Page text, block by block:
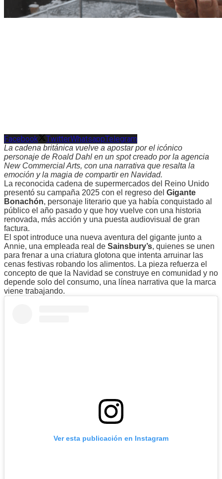
Facebook TwitterWhatsappTelegram
La cadena británica vuelve a apostar por el icónico
personaje de Roald Dahl en un spot creado por la agencia
New Commercial Arts, con una narrativa que resalta la
emoción y la magia de compartir en Navidad.
La reconocida cadena de supermercados del Reino Unido
presentó su campaña 2025 con el regreso del Gigante
Bonachón, personaje literario que ya había conquistado al
público el año pasado y que hoy vuelve con una historia
renovada, más acción y una puesta audiovisual de gran
factura.
El spot introduce una nueva aventura del gigante junto a
Annie, una empleada real de Sainsbury’s, quienes se unen
para frenar a una criatura glotona que intenta arruinar las
cenas festivas robando los alimentos. La pieza refuerza el
concepto de que la Navidad se construye en comunidad y no
depende solo del consumo, una línea narrativa que la marca
viene trabajando.
Ver esta publicación en Instagram